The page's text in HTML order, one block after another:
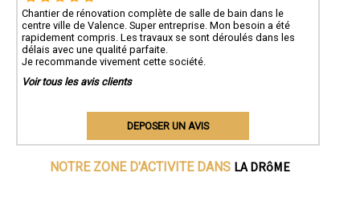
Chantier de rénovation complète de salle de bain dans le
centre ville de Valence. Super entreprise. Mon besoin a été
rapidement compris. Les travaux se sont déroulés dans les
délais avec une qualité parfaite.
Je recommande vivement cette société.
Voir tous les avis clients
DEPOSER UN AVIS
NOTRE ZONE D'ACTIVITE DANS LA DRôME